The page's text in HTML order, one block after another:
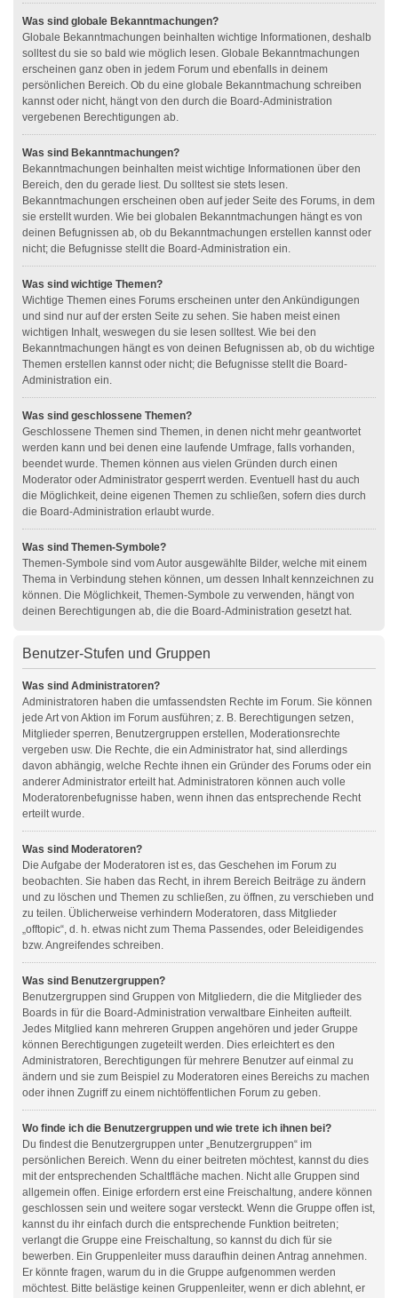
Was sind globale Bekanntmachungen?
Globale Bekanntmachungen beinhalten wichtige Informationen, deshalb
solltest du sie so bald wie möglich lesen. Globale Bekanntmachungen
erscheinen ganz oben in jedem Forum und ebenfalls in deinem
persönlichen Bereich. Ob du eine globale Bekanntmachung schreiben
kannst oder nicht, hängt von den durch die Board-Administration
vergebenen Berechtigungen ab.
Was sind Bekanntmachungen?
Bekanntmachungen beinhalten meist wichtige Informationen über den
Bereich, den du gerade liest. Du solltest sie stets lesen.
Bekanntmachungen erscheinen oben auf jeder Seite des Forums, in dem
sie erstellt wurden. Wie bei globalen Bekanntmachungen hängt es von
deinen Befugnissen ab, ob du Bekanntmachungen erstellen kannst oder
nicht; die Befugnisse stellt die Board-Administration ein.
Was sind wichtige Themen?
Wichtige Themen eines Forums erscheinen unter den Ankündigungen
und sind nur auf der ersten Seite zu sehen. Sie haben meist einen
wichtigen Inhalt, weswegen du sie lesen solltest. Wie bei den
Bekanntmachungen hängt es von deinen Befugnissen ab, ob du wichtige
Themen erstellen kannst oder nicht; die Befugnisse stellt die Board-
Administration ein.
Was sind geschlossene Themen?
Geschlossene Themen sind Themen, in denen nicht mehr geantwortet
werden kann und bei denen eine laufende Umfrage, falls vorhanden,
beendet wurde. Themen können aus vielen Gründen durch einen
Moderator oder Administrator gesperrt werden. Eventuell hast du auch
die Möglichkeit, deine eigenen Themen zu schließen, sofern dies durch
die Board-Administration erlaubt wurde.
Was sind Themen-Symbole?
Themen-Symbole sind vom Autor ausgewählte Bilder, welche mit einem
Thema in Verbindung stehen können, um dessen Inhalt kennzeichnen zu
können. Die Möglichkeit, Themen-Symbole zu verwenden, hängt von
deinen Berechtigungen ab, die die Board-Administration gesetzt hat.
Benutzer-Stufen und Gruppen
Was sind Administratoren?
Administratoren haben die umfassendsten Rechte im Forum. Sie können
jede Art von Aktion im Forum ausführen; z. B. Berechtigungen setzen,
Mitglieder sperren, Benutzergruppen erstellen, Moderationsrechte
vergeben usw. Die Rechte, die ein Administrator hat, sind allerdings
davon abhängig, welche Rechte ihnen ein Gründer des Forums oder ein
anderer Administrator erteilt hat. Administratoren können auch volle
Moderatorenbefugnisse haben, wenn ihnen das entsprechende Recht
erteilt wurde.
Was sind Moderatoren?
Die Aufgabe der Moderatoren ist es, das Geschehen im Forum zu
beobachten. Sie haben das Recht, in ihrem Bereich Beiträge zu ändern
und zu löschen und Themen zu schließen, zu öffnen, zu verschieben und
zu teilen. Üblicherweise verhindern Moderatoren, dass Mitglieder
„offtopic“, d. h. etwas nicht zum Thema Passendes, oder Beleidigendes
bzw. Angreifendes schreiben.
Was sind Benutzergruppen?
Benutzergruppen sind Gruppen von Mitgliedern, die die Mitglieder des
Boards in für die Board-Administration verwaltbare Einheiten aufteilt.
Jedes Mitglied kann mehreren Gruppen angehören und jeder Gruppe
können Berechtigungen zugeteilt werden. Dies erleichtert es den
Administratoren, Berechtigungen für mehrere Benutzer auf einmal zu
ändern und sie zum Beispiel zu Moderatoren eines Bereichs zu machen
oder ihnen Zugriff zu einem nichtöffentlichen Forum zu geben.
Wo finde ich die Benutzergruppen und wie trete ich ihnen bei?
Du findest die Benutzergruppen unter „Benutzergruppen“ im
persönlichen Bereich. Wenn du einer beitreten möchtest, kannst du dies
mit der entsprechenden Schaltfläche machen. Nicht alle Gruppen sind
allgemein offen. Einige erfordern erst eine Freischaltung, andere können
geschlossen sein und weitere sogar versteckt. Wenn die Gruppe offen ist,
kannst du ihr einfach durch die entsprechende Funktion beitreten;
verlangt die Gruppe eine Freischaltung, so kannst du dich für sie
bewerben. Ein Gruppenleiter muss daraufhin deinen Antrag annehmen.
Er könnte fragen, warum du in die Gruppe aufgenommen werden
möchtest. Bitte belästige keinen Gruppenleiter, wenn er dich ablehnt, er